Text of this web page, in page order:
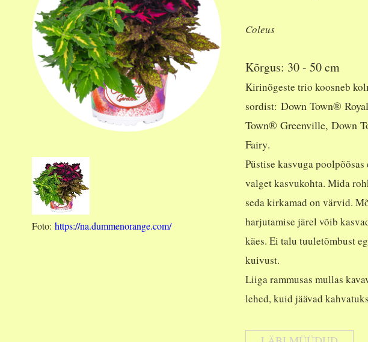
Foto: https://na.dummenorange.com/
Coleus
Kõrgus: 30 - 50 cm
Kirinõgeste trio koosneb
sordist: Down Town®
Town® Greenville, Down
Fairy.
Püstise kasvuga
valget kasvukohta. Mida
seda kirkamad on värvid.
harjutamise järel võib
käes. Ei talu tuuletõmbust
kuivust.
Liiga rammusas mullas
lehed, kuid jäävad